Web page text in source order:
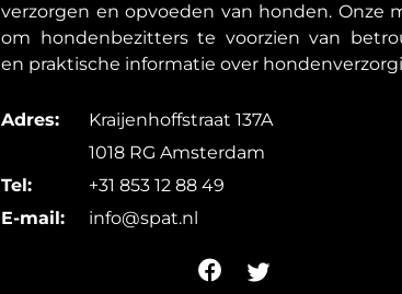
verzorgen en opvoeden van honden. Onze
om hondenbezitters te voorzien van
en praktische informatie over
Adres:
Kraijenhoffstraat 137A
1018 RG Amsterdam
Tel:
+31 853 12 88 49
E-mail:
info@spat.nl